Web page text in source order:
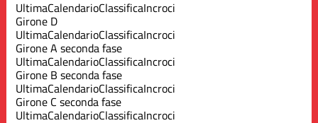
UltimaCalendarioClassificaIncroci
Girone D
UltimaCalendarioClassificaIncroci
Girone A seconda fase
UltimaCalendarioClassificaIncroci
Girone B seconda fase
UltimaCalendarioClassificaIncroci
Girone C seconda fase
UltimaCalendarioClassificaIncroci